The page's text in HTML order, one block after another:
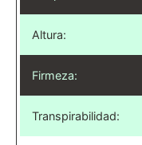
Altura:
Firmeza:
Transpirabilidad: